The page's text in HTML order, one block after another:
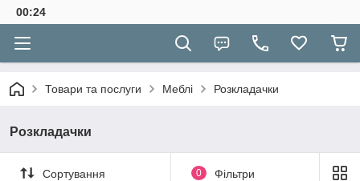
00:24
Товари та послуги Меблі Розкладачки
Розкладачки
Сортування 0 Фільтри